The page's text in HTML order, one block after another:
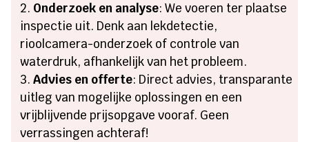
Onderzoek en analyse: We voeren ter plaatse
inspectie uit. Denk aan lekdetectie,
rioolcamera-onderzoek of controle van
waterdruk, afhankelijk van het probleem.
Advies en offerte: Direct advies, transparante
uitleg van mogelijke oplossingen en een
vrijblijvende prijsopgave vooraf. Geen
verrassingen achteraf!